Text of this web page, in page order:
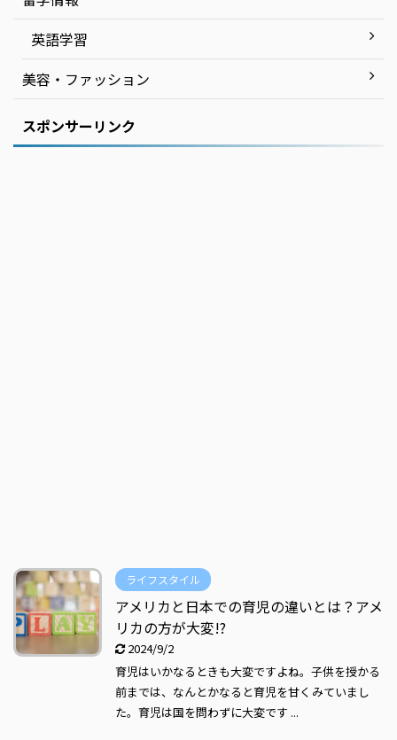
英語学習
美容・ファッション
スポンサーリンク
ライフスタイル
アメリカと日本での育児の違いとは？アメ
リカの方が大変!?
2024/9/2
育児はいかなるときも大変ですよね。子供を授かる
前までは、なんとかなると育児を甘くみていまし
た。育児は国を問わずに大変です ...